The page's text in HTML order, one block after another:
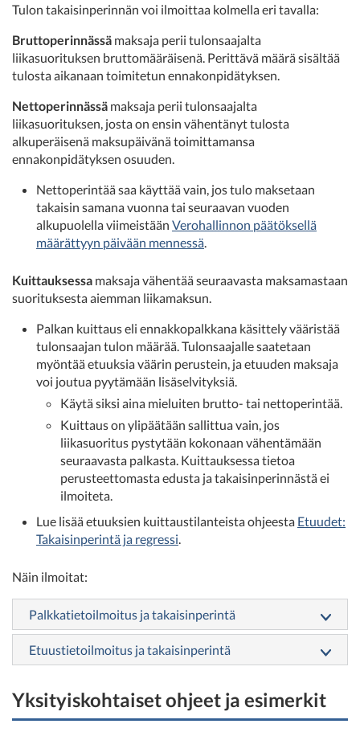
Tulon takaisinperinnän voi ilmoittaa kolmella eri tavalla:
Bruttoperinnässä maksaja perii tulonsaajalta
liikasuorituksen bruttomääräisenä. Perittävä määrä sisältää
tulosta aikanaan toimitetun ennakonpidätyksen.
Nettoperinnässä maksaja perii tulonsaajalta
liikasuorituksen, josta on ensin vähentänyt tulosta
alkuperäisenä maksupäivänä toimittamansa
ennakonpidätyksen osuuden.
Nettoperintää saa käyttää vain, jos tulo maksetaan
takaisin samana vuonna tai seuraavan vuoden
alkupuolella viimeistään Verohallinnon päätöksellä
määrättyyn päivään mennessä.
Kuittauksessa maksaja vähentää seuraavasta maksamastaan
suorituksesta aiemman liikamaksun.
Palkan kuittaus eli ennakkopalkkana käsittely vääristää
tulonsaajan tulon määrää. Tulonsaajalle saatetaan
myöntää etuuksia väärin perustein, ja etuuden maksaja
voi joutua pyytämään lisäselvityksiä.
Käytä siksi aina mieluiten brutto- tai nettoperintää.
Kuittaus on ylipäätään sallittua vain, jos
liikasuoritus pystytään kokonaan vähentämään
seuraavasta palkasta. Kuittauksessa tietoa
perusteettomasta edusta ja takaisinperinnästä ei
ilmoiteta.
Lue lisää etuuksien kuittaustilanteista ohjeesta Etuudet:
Takaisinperintä ja regressi.
Näin ilmoitat:
Palkkatietoilmoitus ja takaisinperintä
Etuustietoilmoitus ja takaisinperintä
Yksityiskohtaiset ohjeet ja esimerkit